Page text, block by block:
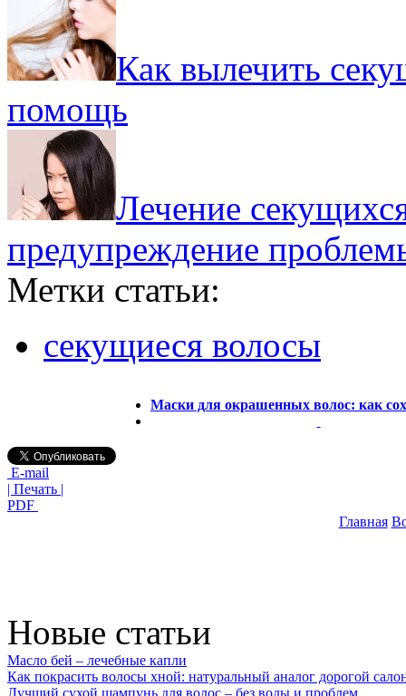
Как вылечить
помощь
Лечение
предупреждение
Метки статьи:
секущиеся волосы
Маски для окрашенных волос: как
E-mail
| Печать |
PDF
Главная
Новые статьи
Масло бей – лечебные капли
Как покрасить волосы хной: натуральный аналог дорогой
Лучший сухой шампунь для волос – без воды и проблем